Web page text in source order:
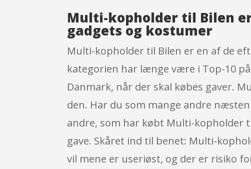
Multi-kopholder til Bilen
gadgets og kostumer
Multi-kopholder til Bilen er en af de
kategorien har længe være i Top-10
Danmark, når der skal købes gaver.
den. Har du som mange andre
andre, som har købt Multi-kopholder
gave. Skåret ind til benet: Multi-
vil mene er useriøst, og der er risiko